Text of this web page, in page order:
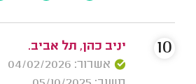
יניב כהן, תל אביב.
אשרור: 04/02/2026
10